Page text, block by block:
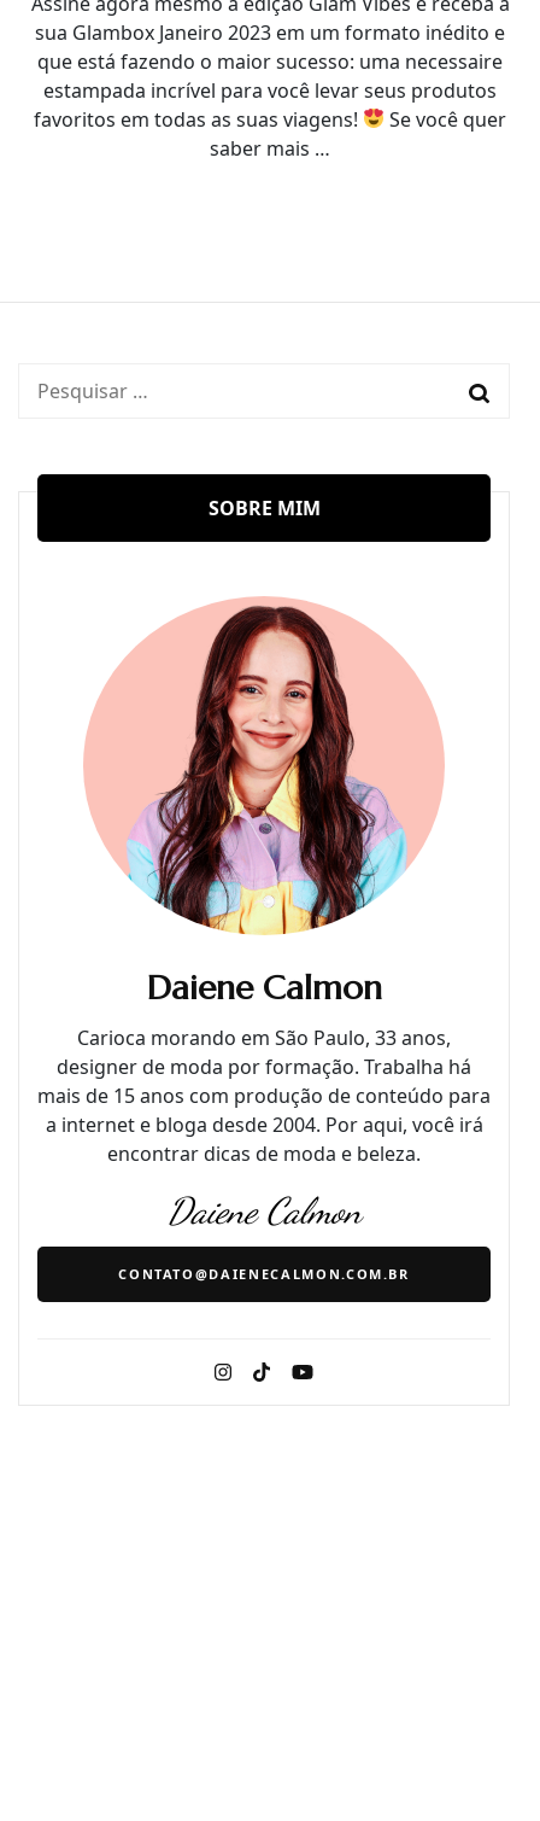
sua Glambox Janeiro 2023 em um formato inédito e
que está fazendo o maior sucesso: uma necessaire
estampada incrível para você levar seus produtos
favoritos em todas as suas viagens!
Se você quer
saber mais …
Pesquisar
SOBRE MIM
Daiene Calmon
Carioca morando em São Paulo, 33 anos,
designer de moda por formação. Trabalha há
mais de 15 anos com produção de conteúdo para
a internet e bloga desde 2004. Por aqui, você irá
encontrar dicas de moda e beleza.
Daiene Calmon
CONTATO@DAIENECALMON.COM.BR